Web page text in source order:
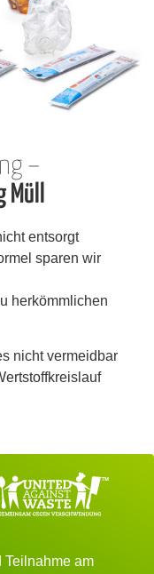
–
entsorgt
sparen wir
herkömmlichen
nicht vermeidbar
Teilnahme am